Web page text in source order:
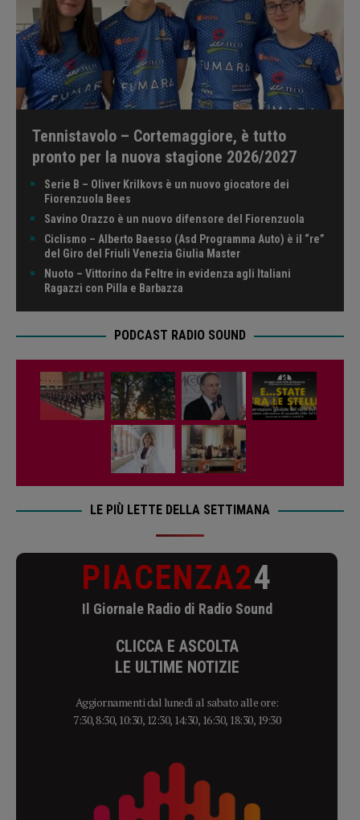
Tennistavolo – Cortemaggiore, è tutto
pronto per la nuova stagione 2026/2027
Serie B – Oliver Krilkovs è un nuovo giocatore dei
Fiorenzuola Bees
Savino Orazzo è un nuovo difensore del Fiorenzuola
Ciclismo – Alberto Baesso (Asd Programma Auto) è il “re”
del Giro del Friuli Venezia Giulia Master
Nuoto – Vittorino da Feltre in evidenza agli Italiani
Ragazzi con Pilla e Barbazza
PODCAST RADIO SOUND
LE PIÙ LETTE DELLA SETTIMANA
PIACENZA24
Il Giornale Radio di Radio Sound
CLICCA E ASCOLTA
LE ULTIME NOTIZIE
Aggiornamenti dal lunedì al sabato alle ore:
7:30, 8:30, 10:30, 12:30, 14:30, 16:30, 18:30, 19:30